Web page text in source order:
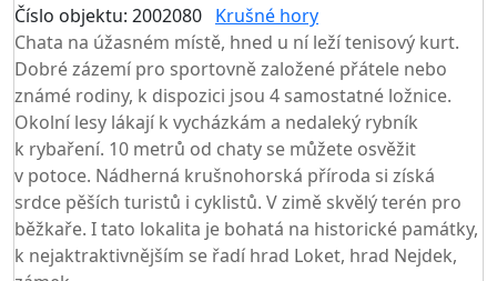
Číslo objektu: 2002080 Krušné hory
Chata na úžasném místě, hned u ní leží tenisový kurt.
Dobré zázemí pro sportovně založené přátele nebo
známé rodiny, k dispozici jsou 4 samostatné ložnice.
Okolní lesy lákají k vycházkám a nedaleký rybník
k rybaření. 10 metrů od chaty se můžete osvěžit
v potoce. Nádherná krušnohorská příroda si získá
srdce pěších turistů i cyklistů. V zimě skvělý terén pro
běžkaře. I tato lokalita je bohatá na historické památky,
k nejaktraktivnějším se řadí hrad Loket, hrad Nejdek,